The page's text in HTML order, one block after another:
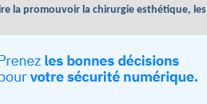
la promouvoir la chirurgie esthétique,